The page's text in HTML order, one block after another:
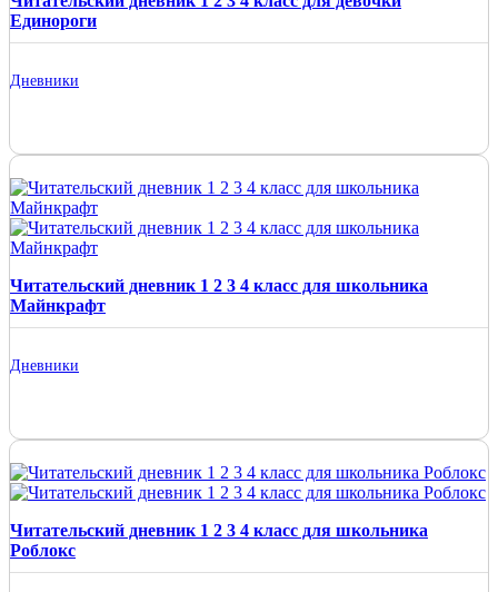
Единороги
Дневники
Читательский дневник 1 2 3 4 класс для школьника
Майнкрафт
Дневники
Читательский дневник 1 2 3 4 класс для школьника
Роблокс